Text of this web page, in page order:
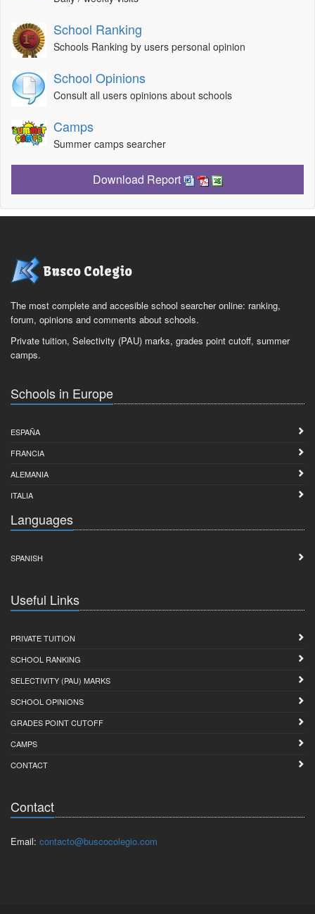
School Ranking
Schools Ranking by users personal opinion
School Opinions
Consult all users opinions about schools
Camps
Summer camps searcher
Download Report
Busco Colegio
The most complete and accesible school searcher online: ranking,
forum, opinions and comments about schools.
Private tuition, Selectivity (PAU) marks, grades point cutoff, summer
camps.
Schools in Europe
ESPAÑA
FRANCIA
ALEMANIA
ITALIA
Languages
SPANISH
Useful Links
PRIVATE TUITION
SCHOOL RANKING
SELECTIVITY (PAU) MARKS
SCHOOL OPINIONS
GRADES POINT CUTOFF
CAMPS
CONTACT
Contact
Email: contacto@buscocolegio.com